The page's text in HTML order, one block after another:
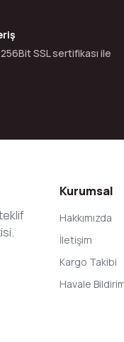
SSL sertifikası ile
Kurumsal
Hakkımızda
İletişim
Kargo Takibi
Havale